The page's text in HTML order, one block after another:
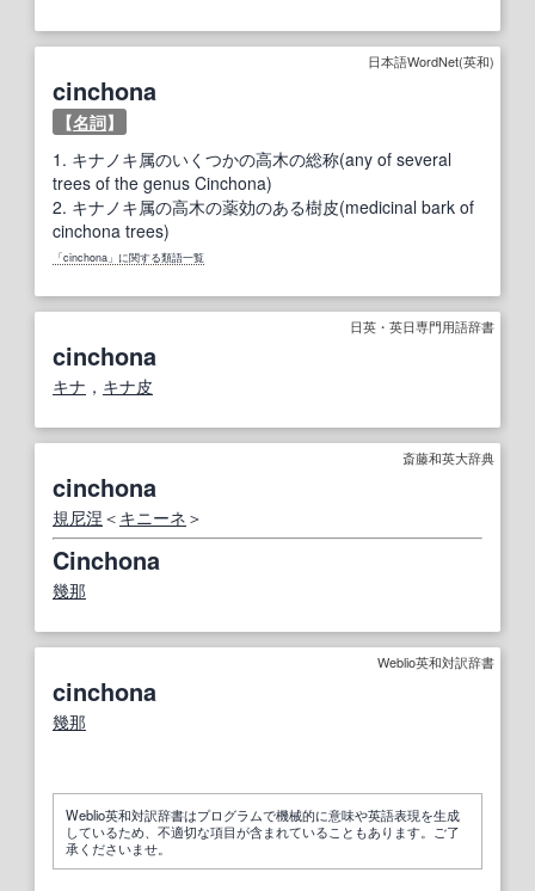
日本語WordNet(英和)
cinchona
【名詞】
1. キナノキ属のいくつかの高木の総称(any of several
trees of the genus Cinchona)
2. キナノキ属の高木の薬効のある樹皮(medicinal bark of
cinchona trees)
「cinchona」に関する類語一覧
日英・英日専門用語辞書
cinchona
キナ ， キナ皮
斎藤和英大辞典
cinchona
規尼涅 ＜ キニーネ ＞
Cinchona
幾那
Weblio英和対訳辞書
cinchona
幾那
Weblio英和対訳辞書はプログラムで機械的に意味や英語表現を生成
しているため、不適切な項目が含まれていることもあります。ご了
承くださいませ。